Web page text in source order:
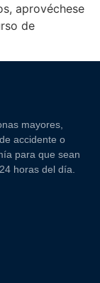
aprovéchese
de
mayores,
accidente o
para que sean
horas del día.